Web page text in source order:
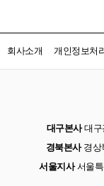
회사소개 개인정보처
대구본사대구
경북본사경상
서울지사서울특